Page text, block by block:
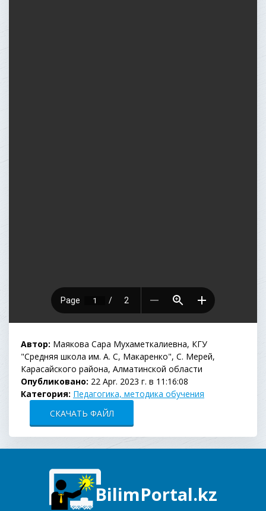
Автор: Маякова Сара Мухаметкалиевна, КГУ
"Средняя школа им. А. С, Макаренко", С. Мерей,
Карасайского района, Алматинской области
Опубликовано: 22 Apr. 2023 г. в 11:16:08
Категория: Педагогика, методика обучения
СКАЧАТЬ ФАЙЛ
BilimPortal.kz